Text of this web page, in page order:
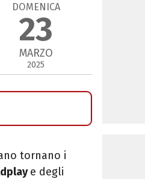
DOMENICA
23
MARZO
2025
tornano i
e degli